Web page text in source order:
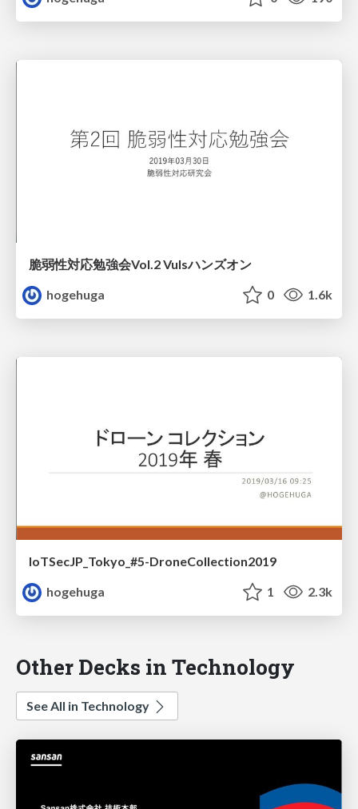
脆弱性対応勉強会Vol.2 Vulsハンズオン
hogehuga
0 1.6k
IoTSecJP_Tokyo_#5-DroneCollection2019
hogehuga
1 2.3k
Other Decks in Technology
See All in Technology